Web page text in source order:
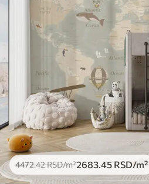
4472.42RSD/m²2683 .45 RSD/m²